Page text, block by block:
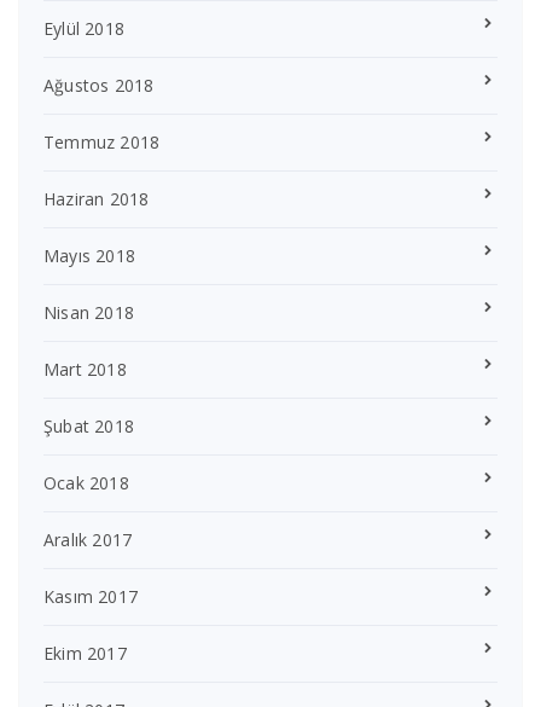
Eylül 2018
Ağustos 2018
Temmuz 2018
Haziran 2018
Mayıs 2018
Nisan 2018
Mart 2018
Şubat 2018
Ocak 2018
Aralık 2017
Kasım 2017
Ekim 2017